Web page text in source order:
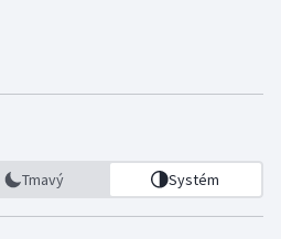
Tmavý Systém